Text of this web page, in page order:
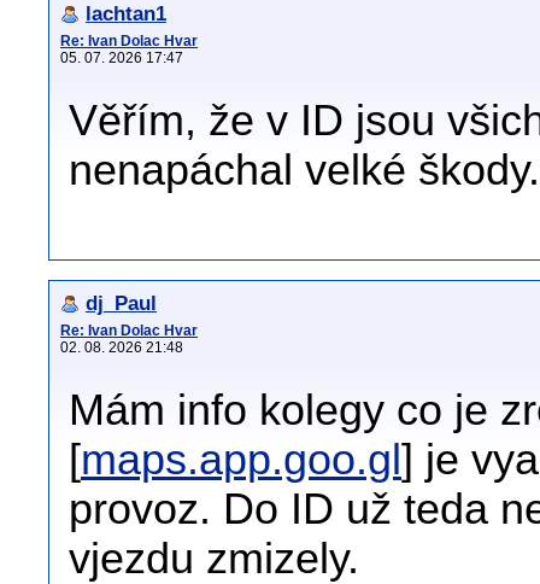
lachtan1
Re: Ivan Dolac Hvar
05. 07. 2026 17:47
Věřím, že v ID jsou
nenapáchal velké
dj_Paul
Re: Ivan Dolac Hvar
02. 08. 2026 21:48
Mám info kolegy co je
[maps.app.goo.gl] je
provoz. Do ID už teda
vjezdu zmizely.